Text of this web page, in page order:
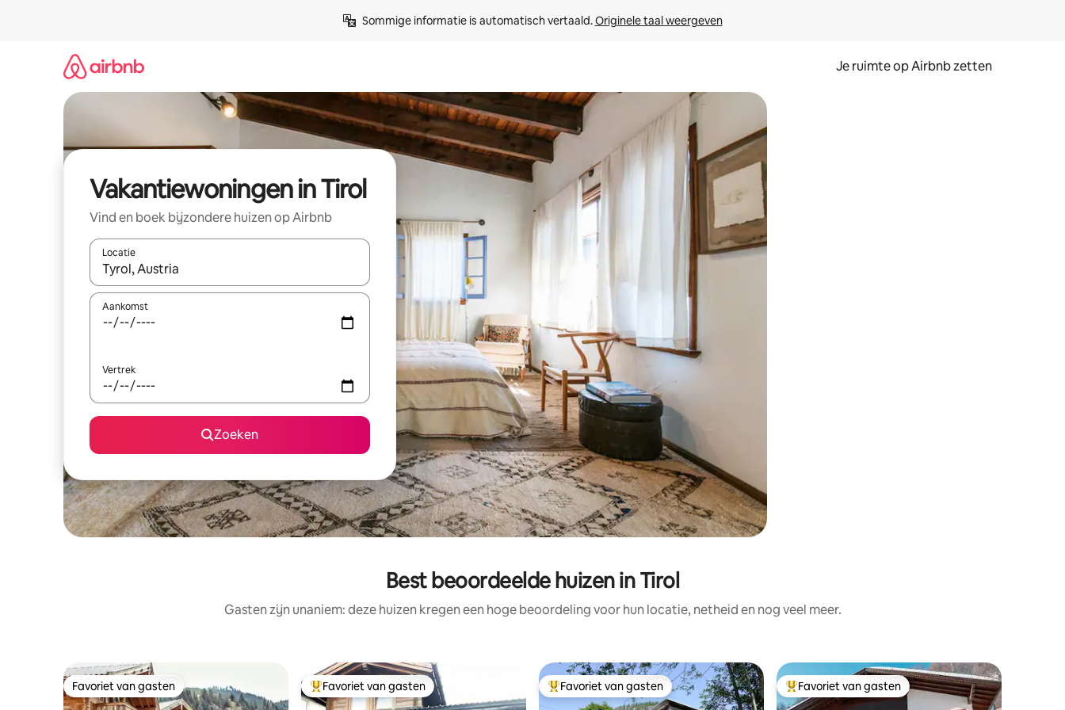
Sommige informatie is automatisch vertaald. Originele taal weergeven
Je ruimte op Airbnb zetten
Vakantiewoningen in Tirol
Vind en boek bijzondere huizen op Airbnb
Locatie
Wanneer er suggesties beschikbaar zijn, maak je een keuze met je de pijltjestoetsen omhoog en omlaag, óf door te tikken of swipen.
Aankomst
Vertrek
Zoeken
Best beoordeelde huizen in Tirol
Gasten zijn unaniem: deze huizen kregen een hoge beoordeling voor hun locatie, netheid en nog veel meer.
Favoriet van gasten
Favoriet van gasten Topfavoriet van gasten
Favoriet van gasten Topfavoriet van gasten
Favoriet van gasten Topfavoriet van gasten
Favoriet van gasten